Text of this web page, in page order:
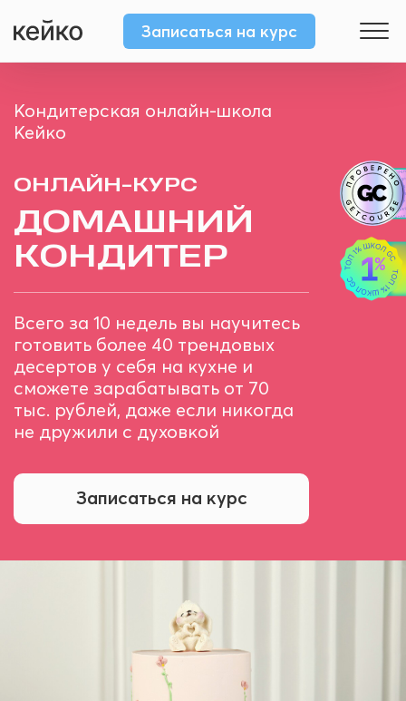
Записаться на курс
Кондитерская онлайн-школа
Кейко
ОНЛАЙН-КУРС
ДОМАШНИЙ
КОНДИТЕР
Всего за 10 недель вы научитесь
готовить более 40 трендовых
десертов у себя на кухне и
сможете зарабатывать от 70
тыс. рублей, даже если никогда
не дружили с духовкой
Записаться на курс